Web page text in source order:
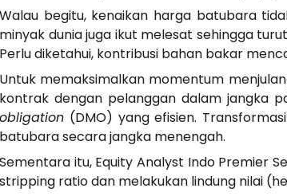
Walau begitu, kenaikan harga batubara
minyak dunia juga ikut melesat sehingga
Perlu diketahui, kontribusi bahan bakar
Untuk memaksimalkan momentum
kontrak dengan pelanggan dalam jangka
obligation (DMO) yang efisien.
batubara secara jangka menengah.
Sementara itu, Equity Analyst Indo Premier
stripping ratio dan melakukan lindung nilai